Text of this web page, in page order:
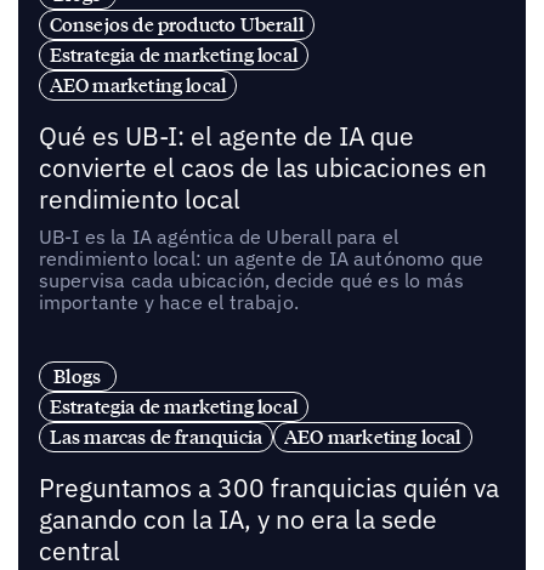
Consejos de producto Uberall
Estrategia de marketing local
AEO marketing local
Qué es UB-I: el agente de IA que
convierte el caos de las ubicaciones en
rendimiento local
UB-I es la IA agéntica de Uberall para el
rendimiento local: un agente de IA autónomo que
supervisa cada ubicación, decide qué es lo más
importante y hace el trabajo.
Blogs
Estrategia de marketing local
Las marcas de franquicia
AEO marketing local
Preguntamos a 300 franquicias quién va
ganando con la IA, y no era la sede
central